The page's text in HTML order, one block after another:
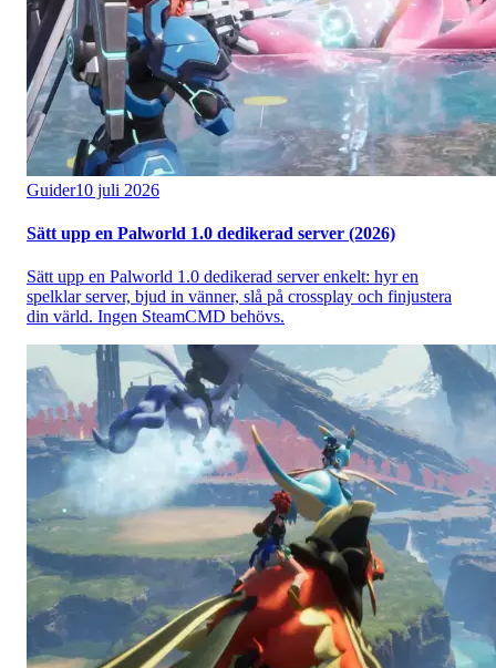
Guider10 juli 2026
Sätt upp en Palworld 1.0 dedikerad server (2026)
Sätt upp en Palworld 1.0 dedikerad server enkelt: hyr en
spelklar server, bjud in vänner, slå på crossplay och finjustera
din värld. Ingen SteamCMD behövs.